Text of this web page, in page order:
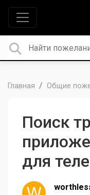
Главная Общие
Поиск
для